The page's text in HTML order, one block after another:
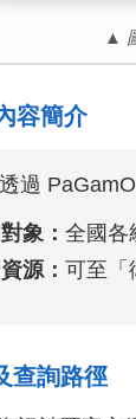
年網路遊戲
▲
容簡介
過
象： 全國各
源： 可至「
查詢路徑